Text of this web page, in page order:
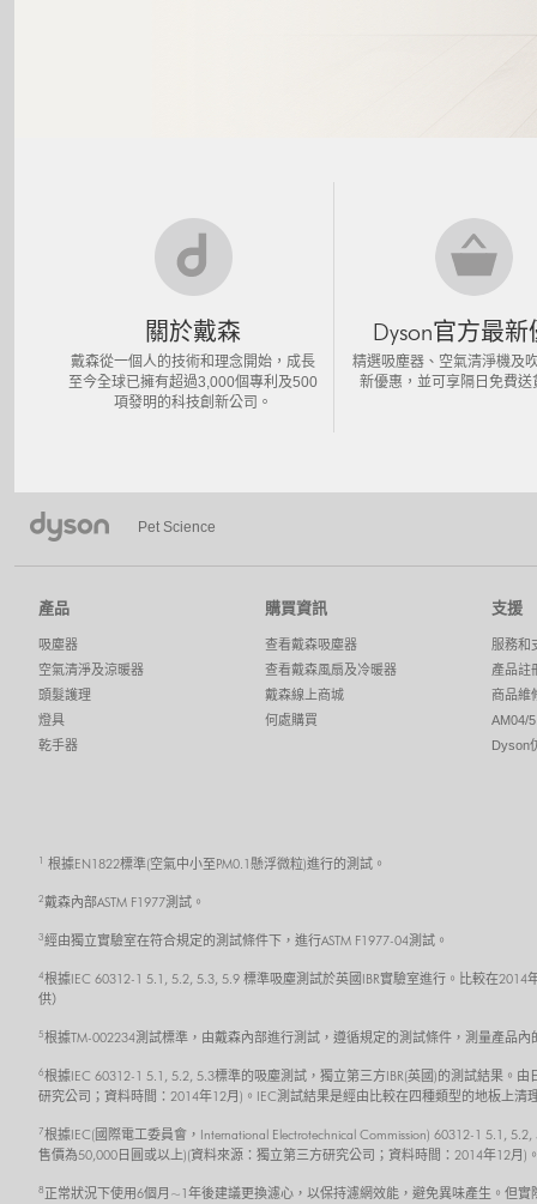
關於戴森
戴森從一個人的技術和理念開始，成長
至今全球已擁有超過3,000個專利及500
項發明的科技創新公司。
Dyson官方最新
精選吸塵器、空氣清淨機及
新優惠，並可享隔日免費送
Pet Science
產品
吸塵器
空氣清淨及涼暖器
頭髮護理
燈具
乾手器
購買資訊
查看戴森吸塵器
查看戴森風扇及冷暖器
戴森線上商城
何處購買
支援
服務和
產品註
商品維
AM04/
Dyson
1 根據EN1822標準(空氣中小至PM0.1懸浮微粒)進行的測試。
2戴森內部ASTM F1977測試。
3經由獨立實驗室在符合規定的測試條件下，進行ASTM F1977-04測試。
4根據IEC 60312-1 5.1, 5.2, 5.3, 5.9 標準吸塵測試於英國IBR實驗室進行。比較在
供）
5根據TM-002234測試標準，由戴森內部進行測試，遵循規定的測試條件，測量產品
6根據IEC 60312-1 5.1, 5.2, 5.3標準的吸塵測試，獨立第三方IBR(英國)的測試結果。
研究公司；資料時間：2014年12月)。IEC測試結果是經由比較在四種類型的地板上
7根據IEC(國際電工委員會，International Electrotechnical Commission) 60312-1 5.1,
售價為50,000日圓或以上)(資料來源：獨立第三方研究公司；資料時間：2014年12
8 正常狀況下使用6個月~1年後建議更換濾心，以保持濾網效能，避免異味產生。但